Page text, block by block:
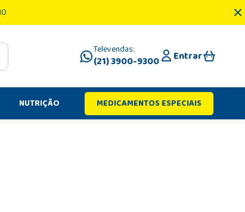
Televendas:
(21) 3900-9300 Entrar
NUTRIÇÃO MEDICAMENTOS ESPECIAIS